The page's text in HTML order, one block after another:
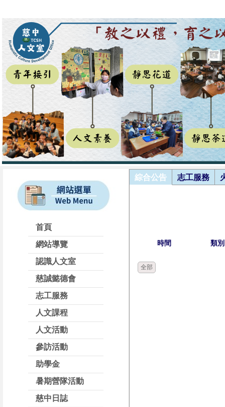
首頁
網站導覽
認識人文室
慈誠懿德會
志工服務
人文課程
人文活動
參訪活動
助學金
暑期營隊活動
慈中日誌
綜合公告 志工服務
時間 類別
全部